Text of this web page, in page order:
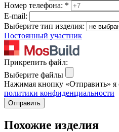
Номер телефона: *
E-mail:
Выберите тип изделия:
Постоянный участник
Прикрепить файл:
Выберите файлы
Нажимая кнопку «Отправить» я
политики конфиденциальности
Отправить
Похожие изделия